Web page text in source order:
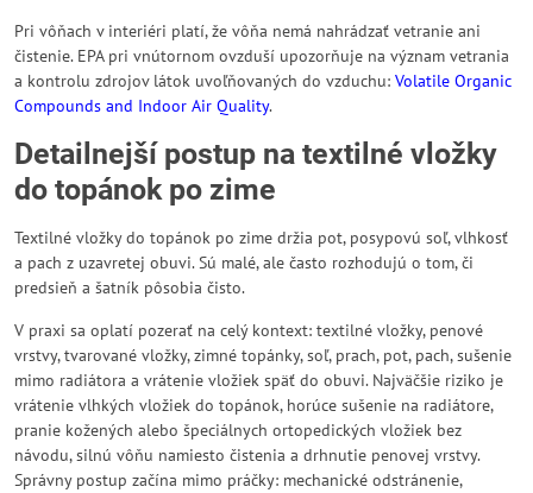
Pri vôňach v interiéri platí, že vôňa nemá nahrádzať vetranie ani
čistenie. EPA pri vnútornom ovzduší upozorňuje na význam vetrania
a kontrolu zdrojov látok uvoľňovaných do vzduchu: Volatile Organic
Compounds and Indoor Air Quality.
Detailnejší postup na textilné vložky
do topánok po zime
Textilné vložky do topánok po zime držia pot, posypovú soľ, vlhkosť
a pach z uzavretej obuvi. Sú malé, ale často rozhodujú o tom, či
predsieň a šatník pôsobia čisto.
V praxi sa oplatí pozerať na celý kontext: textilné vložky, penové
vrstvy, tvarované vložky, zimné topánky, soľ, prach, pot, pach, sušenie
mimo radiátora a vrátenie vložiek späť do obuvi. Najväčšie riziko je
vrátenie vlhkých vložiek do topánok, horúce sušenie na radiátore,
pranie kožených alebo špeciálnych ortopedických vložiek bez
návodu, silnú vôňu namiesto čistenia a drhnutie penovej vrstvy.
Správny postup začína mimo práčky: mechanické odstránenie,